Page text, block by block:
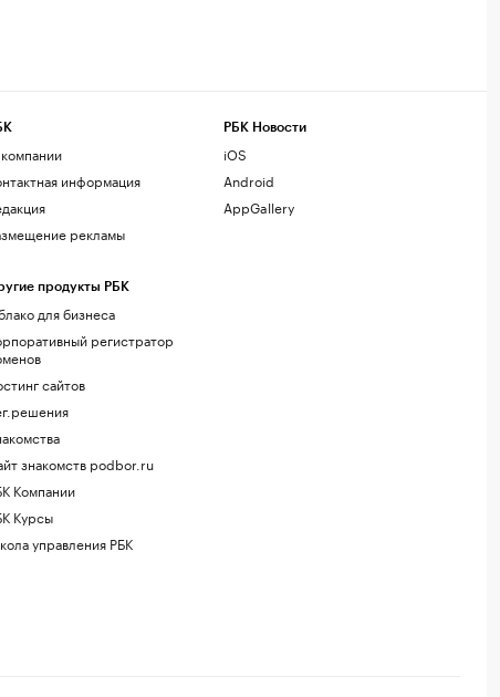
информация
рекламы
продукты РБК
для бизнеса
регистратор
сайтов
знакомств podbor.ru
Компании
Курсы
управления РБК
РБК Новости
iOS
Android
AppGallery